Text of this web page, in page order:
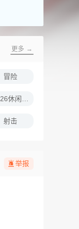
更多 →
冒险
射击
举报